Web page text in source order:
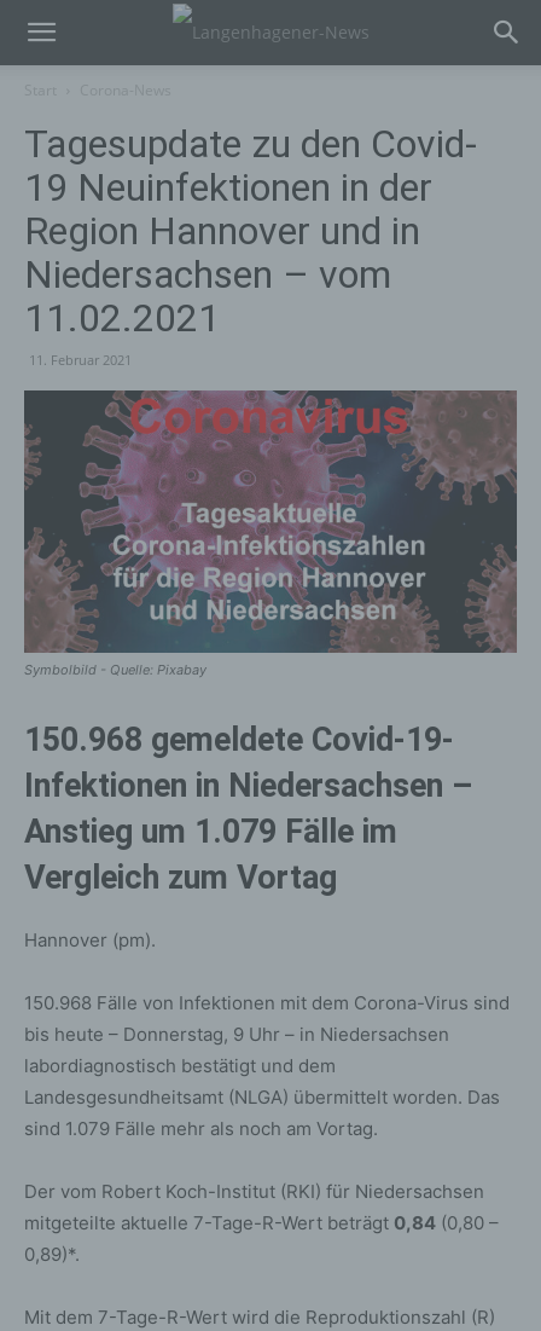
Tagesupdate zu den Covid-
19 Neuinfektionen in der
Region Hannover und in
Niedersachsen – vom
11.02.2021
11. Februar 2021
Symbolbild - Quelle: Pixabay
150.968 gemeldete Covid-19-
Infektionen in Niedersachsen –
Anstieg um 1.079 Fälle im
Vergleich zum Vortag
Hannover (pm).
150.968 Fälle von Infektionen mit dem Corona-Virus sind
bis heute – Donnerstag, 9 Uhr – in Niedersachsen
labordiagnostisch bestätigt und dem
Landesgesundheitsamt (NLGA) übermittelt worden. Das
sind 1.079 Fälle mehr als noch am Vortag.
Der vom Robert Koch-Institut (RKI) für Niedersachsen
mitgeteilte aktuelle 7-Tage-R-Wert beträgt 0,84 (0,80 –
0,89)*.
Mit dem 7-Tage-R-Wert wird die Reproduktionszahl (R)